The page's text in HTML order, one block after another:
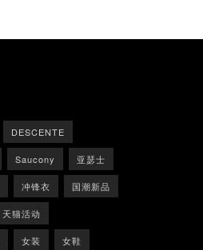
DESCENTE
Saucony 亚瑟士
冲锋衣 国潮新品
天猫活动
女装 女鞋